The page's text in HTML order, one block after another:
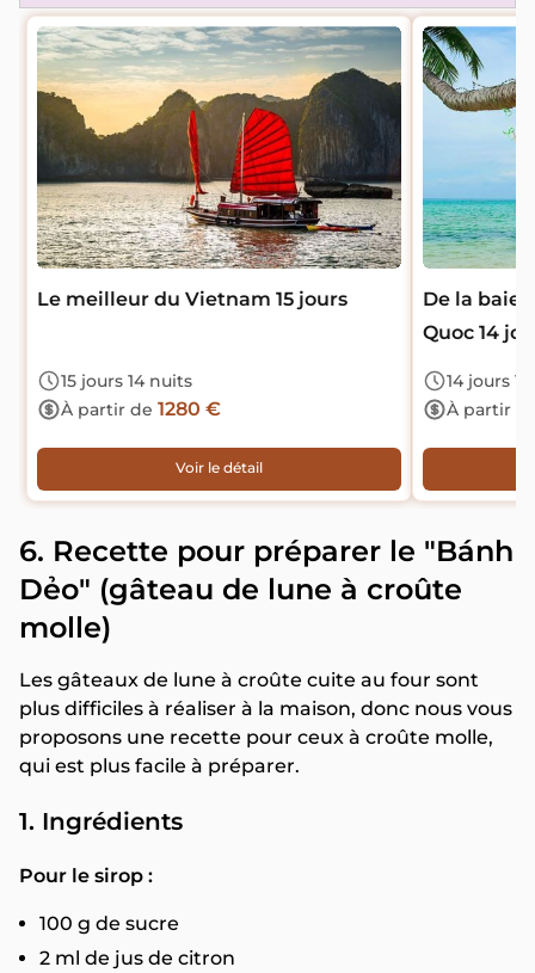
Le meilleur du Vietnam 15 jours
15 jours 14 nuits
À partir de 1280 €
Voir le détail
De la baie
Quoc 14
14 jours
À partir
6. Recette pour préparer le "Bánh
Dẻo" (gâteau de lune à croûte
molle)
Les gâteaux de lune à croûte cuite au four sont
plus difficiles à réaliser à la maison, donc nous vous
proposons une recette pour ceux à croûte molle,
qui est plus facile à préparer.
1. Ingrédients
Pour le sirop :
100 g de sucre
2 ml de jus de citron